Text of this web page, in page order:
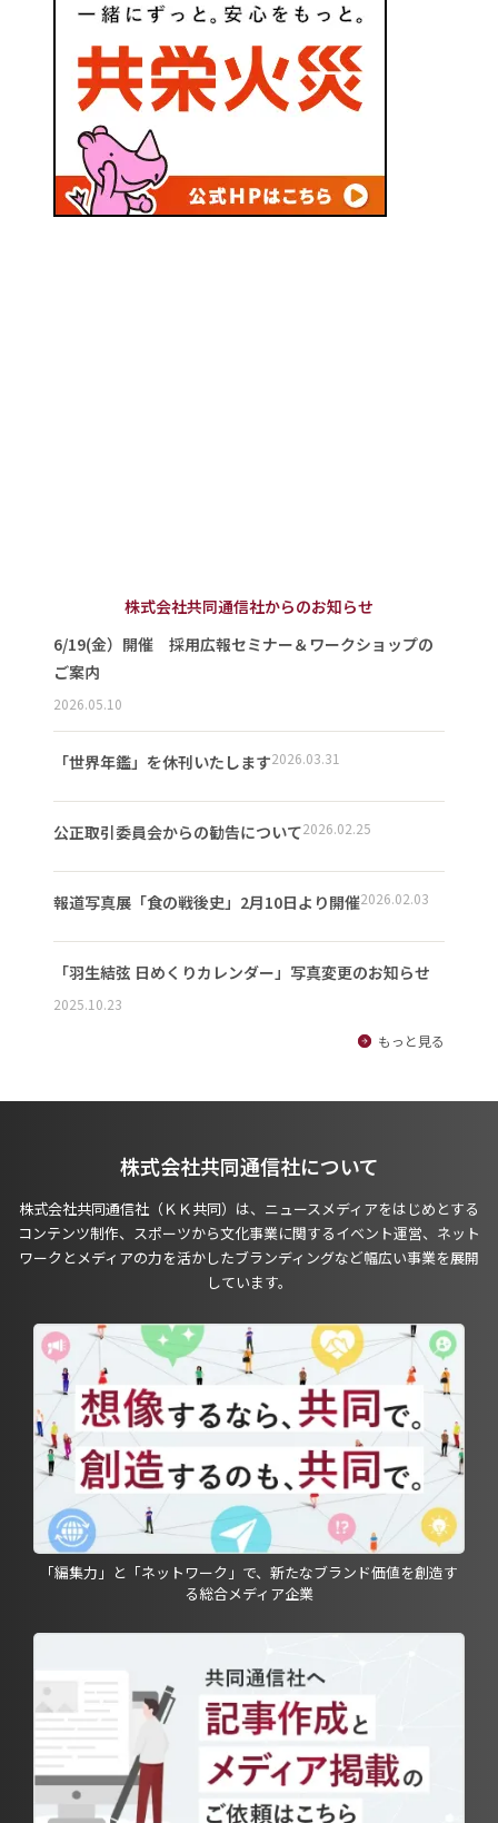
株式会社共同通信社からのお知らせ
6/19(金）開催 採用広報セミナー＆ワークショップの
ご案内
2026.05.10
「世界年鑑」を休刊いたします2026.03.31
公正取引委員会からの勧告について2026.02.25
報道写真展「食の戦後史」2月10日より開催2026.02.03
「羽生結弦 日めくりカレンダー」写真変更のお知らせ
2025.10.23
もっと見る
株式会社共同通信社について
株式会社共同通信社（ＫＫ共同）は、ニュースメディアをはじめとする
コンテンツ制作、スポーツから文化事業に関するイベント運営、ネット
ワークとメディアの力を活かしたブランディングなど幅広い事業を展開
しています。
「編集力」と「ネットワーク」で、新たなブランド価値を創造す
る総合メディア企業